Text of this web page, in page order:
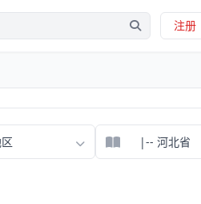
注册